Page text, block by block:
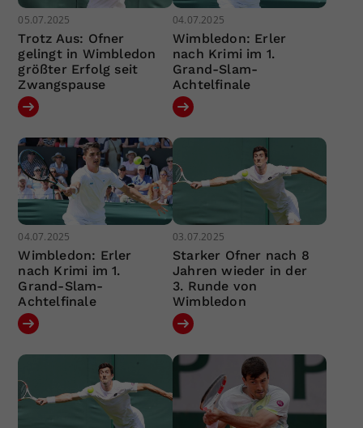
05.07.2025
Trotz Aus: Ofner
gelingt in Wimbledon
größter Erfolg seit
Zwangspause
04.07.2025
Wimbledon: Erler
nach Krimi im 1.
Grand-Slam-
Achtelfinale
04.07.2025
Wimbledon: Erler
nach Krimi im 1.
Grand-Slam-
Achtelfinale
03.07.2025
Starker Ofner nach 8
Jahren wieder in der
3. Runde von
Wimbledon